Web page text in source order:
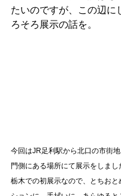
たいのですが、この辺に
ろそろ展示の話を。
今回はJR足利駅から北口の市街
門側にある場所にて展示をしまし
栃木での初展示なので、とちお